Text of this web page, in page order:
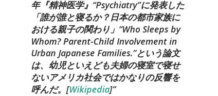
年『精神医学』“Psychiatry”に発表した
「誰が誰と寝るか？日本の都市家族に
おける親子の関わり」“Who Sleeps by
Whom? Parent-Child Involvement in
Urban Japanese Families.”という論文
は、幼児といえども夫婦の寝室で寝せ
ないアメリカ社会ではかなりの反響を
呼んだ。[Wikipedia]